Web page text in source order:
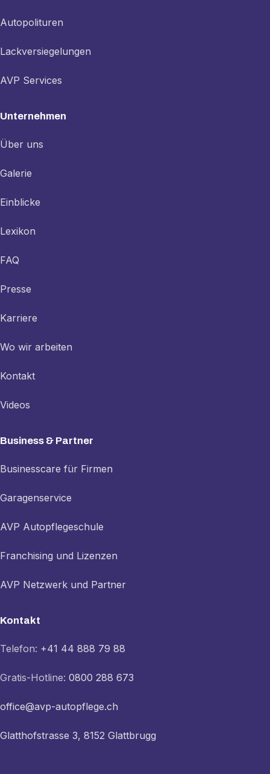
Autopolituren
Lackversiegelungen
AVP Services
Unternehmen
Über uns
Galerie
Einblicke
Lexikon
FAQ
Presse
Karriere
Wo wir arbeiten
Kontakt
Videos
Business & Partner
Businesscare für Firmen
Garagenservice
AVP Autopflegeschule
Franchising und Lizenzen
AVP Netzwerk und Partner
Kontakt
Telefon: +41 44 888 79 88
Gratis-Hotline: 0800 288 673
office@avp-autopflege.ch
Glatthofstrasse 3, 8152 Glattbrugg